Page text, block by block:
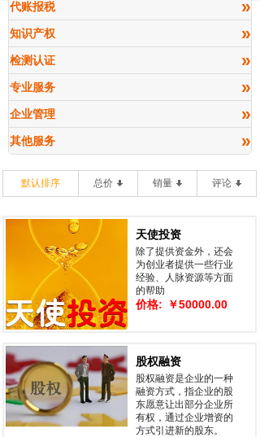
代账报税 »
知识产权 »
检测认证 »
专业服务 »
企业管理 »
其他服务 »
默认排序 总价 销量 评论
天使投资
除了提供资金外，还会
为创业者提供一些行业
经验、人脉资源等方面
的帮助
价格: ￥50000.00
股权融资
股权融资是企业的一种
融资方式，指企业的股
东愿意让出部分企业所
有权，通过企业增资的
方式引进新的股东。